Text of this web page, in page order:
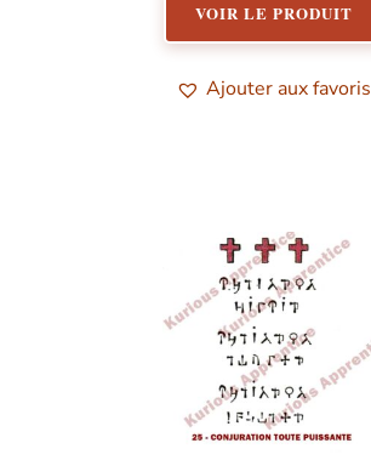
VOIR LE PRODUIT
Ajouter aux favoris